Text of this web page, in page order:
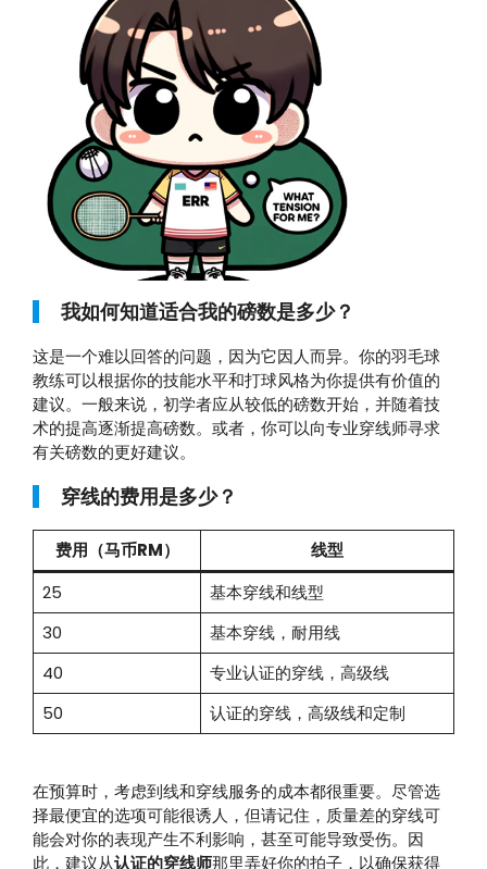
我如何知道适合我的磅数是多少？
这是一个难以回答的问题，因为它因人而异。你的羽毛球
教练可以根据你的技能水平和打球风格为你提供有价值的
建议。一般来说，初学者应从较低的磅数开始，并随着技
术的提高逐渐提高磅数。或者，你可以向专业穿线师寻求
有关磅数的更好建议。
穿线的费用是多少？
费用（马币RM）
线型
25
基本穿线和线型
30
基本穿线，耐用线
40
专业认证的穿线，高级线
50
认证的穿线，高级线和定制
在预算时，考虑到线和穿线服务的成本都很重要。尽管选
择最便宜的选项可能很诱人，但请记住，质量差的穿线可
能会对你的表现产生不利影响，甚至可能导致受伤。因
此，建议从认证的穿线师那里弄好你的拍子，以确保获得